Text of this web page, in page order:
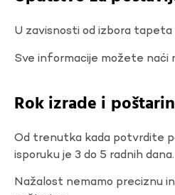
U zavisnosti od izbora
Sve informacije možete naći
Rok izrade i
Od trenutka kada potvrdite
isporuku je 3 do 5 radnih dana.
Nažalost nemamo preciznu